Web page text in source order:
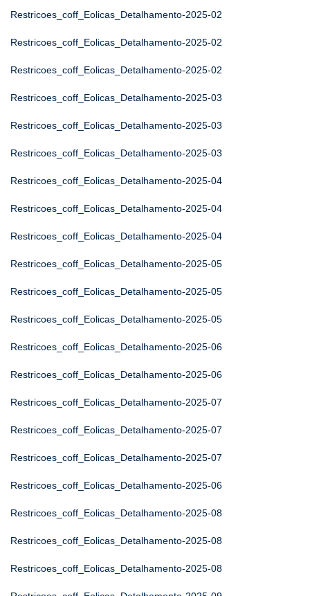
Restricoes_coff_Eolicas_Detalhamento-2025-02
Restricoes_coff_Eolicas_Detalhamento-2025-02
Restricoes_coff_Eolicas_Detalhamento-2025-02
Restricoes_coff_Eolicas_Detalhamento-2025-03
Restricoes_coff_Eolicas_Detalhamento-2025-03
Restricoes_coff_Eolicas_Detalhamento-2025-03
Restricoes_coff_Eolicas_Detalhamento-2025-04
Restricoes_coff_Eolicas_Detalhamento-2025-04
Restricoes_coff_Eolicas_Detalhamento-2025-04
Restricoes_coff_Eolicas_Detalhamento-2025-05
Restricoes_coff_Eolicas_Detalhamento-2025-05
Restricoes_coff_Eolicas_Detalhamento-2025-05
Restricoes_coff_Eolicas_Detalhamento-2025-06
Restricoes_coff_Eolicas_Detalhamento-2025-06
Restricoes_coff_Eolicas_Detalhamento-2025-07
Restricoes_coff_Eolicas_Detalhamento-2025-07
Restricoes_coff_Eolicas_Detalhamento-2025-07
Restricoes_coff_Eolicas_Detalhamento-2025-06
Restricoes_coff_Eolicas_Detalhamento-2025-08
Restricoes_coff_Eolicas_Detalhamento-2025-08
Restricoes_coff_Eolicas_Detalhamento-2025-08